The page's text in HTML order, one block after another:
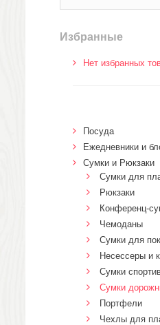
Избранные
Нет избранных
Посуда
Ежедневники и
Сумки и Рюкзаки
Сумки для
Рюкзаки
Конференц-
Чемоданы
Сумки для
Несессеры и
Сумки
Сумки
Портфели
Чехлы для